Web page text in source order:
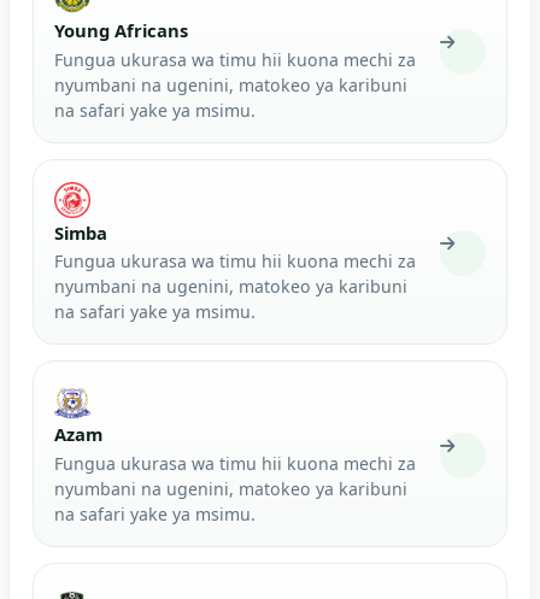
Young Africans
Fungua ukurasa wa timu hii kuona mechi za
nyumbani na ugenini, matokeo ya karibuni
na safari yake ya msimu.
Simba
Fungua ukurasa wa timu hii kuona mechi za
nyumbani na ugenini, matokeo ya karibuni
na safari yake ya msimu.
Azam
Fungua ukurasa wa timu hii kuona mechi za
nyumbani na ugenini, matokeo ya karibuni
na safari yake ya msimu.